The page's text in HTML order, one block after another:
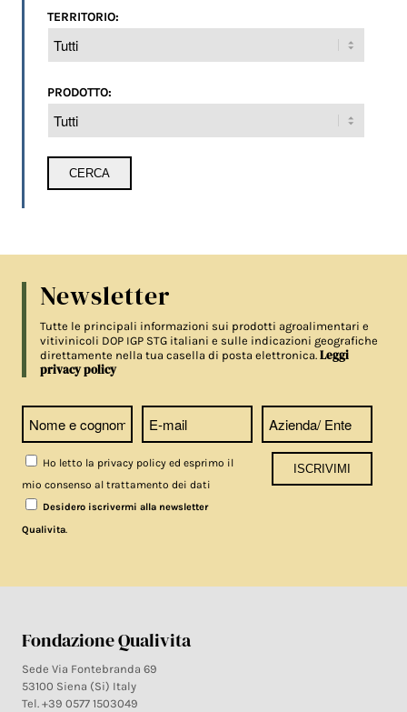
TERRITORIO:
PRODOTTO:
Newsletter
Tutte le principali informazioni sui prodotti agroalimentari e
vitivinicoli DOP IGP STG italiani e sulle indicazioni geografiche
direttamente nella tua casella di posta elettronica.Leggi
privacy policy
Ho letto la privacy policy ed esprimo il
mio consenso al trattamento dei dati
Desidero iscrivermi alla newsletter
Qualivita.
Fondazione Qualivita
Sede Via Fontebranda 69
53100 Siena (Si) Italy
Tel. +39 0577 1503049